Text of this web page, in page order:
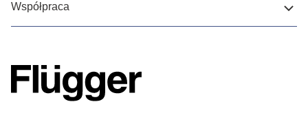
Współpraca